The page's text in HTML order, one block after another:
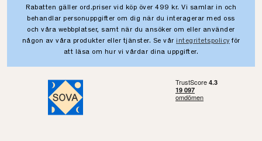
Rabatten gäller ord.priser vid köp över 499 kr. Vi samlar in och
behandlar personuppgifter om dig när du interagerar med oss
och våra webbplatser, samt när du ansöker om eller använder
någon av våra produkter eller tjänster. Se vår integritetspolicy för
att läsa om hur vi vårdar dina uppgifter.